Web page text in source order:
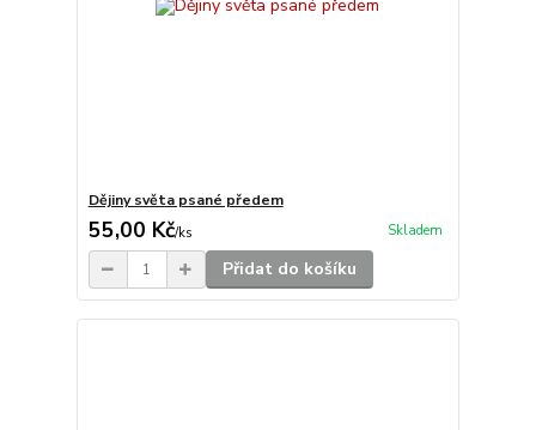
Dějiny světa psané předem
55,00 Kč/ks Skladem
Přidat do košíku